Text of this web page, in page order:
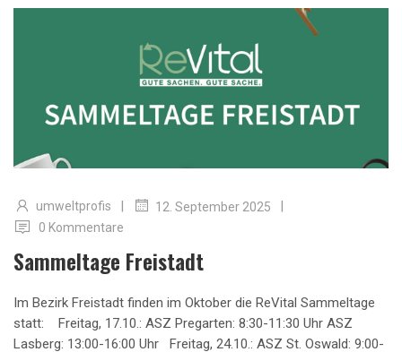
umweltprofis | 12. September 2025 |
0 Kommentare
Sammeltage Freistadt
Im Bezirk Freistadt finden im Oktober die ReVital Sammeltage
statt: Freitag, 17.10.: ASZ Pregarten: 8:30-11:30 Uhr ASZ
Lasberg: 13:00-16:00 Uhr Freitag, 24.10.: ASZ St. Oswald: 9:00-